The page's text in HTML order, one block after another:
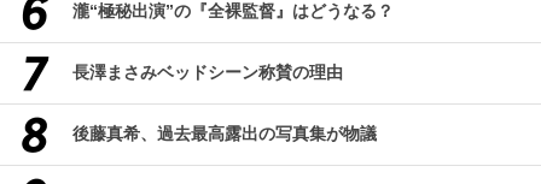
瀧“極秘出演”の『全裸監督』はどうなる？
長澤まさみベッドシーン称賛の理由
後藤真希、過去最高露出の写真集が物議